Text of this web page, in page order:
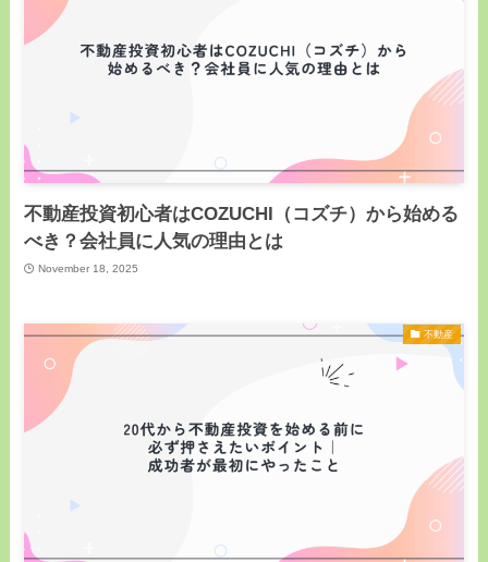
不動産投資初心者はCOZUCHI（コズチ）から始める
べき？会社員に人気の理由とは
November 18, 2025
不動産